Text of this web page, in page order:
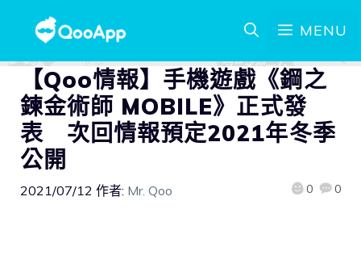
MENU
【Qoo情報】手機遊戲《鋼之
鍊金術師 MOBILE》正式發
表 次回情報預定2021年冬季
公開
2021/07/12 作者: Mr. Qoo 0 0